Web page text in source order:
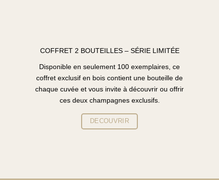
COFFRET 2 BOUTEILLES – SÉRIE LIMITÉE
Disponible en seulement 100 exemplaires, ce
coffret exclusif en bois contient une bouteille de
chaque cuvée et vous invite à découvrir ou offrir
ces deux champagnes exclusifs.
DECOUVRIR